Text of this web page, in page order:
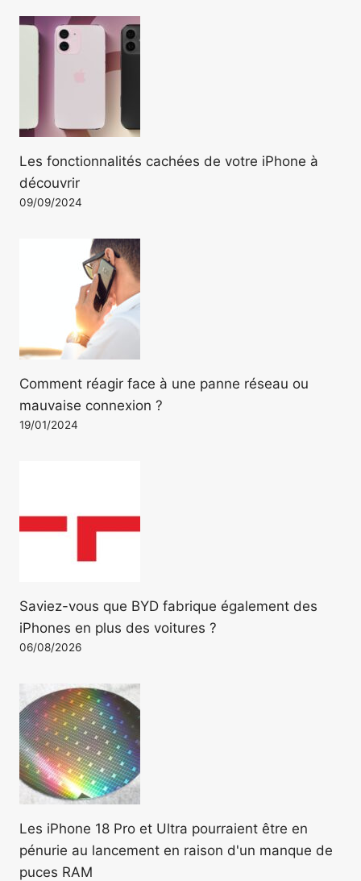
Les fonctionnalités cachées de votre iPhone à
découvrir
09/09/2024
Comment réagir face à une panne réseau ou
mauvaise connexion ?
19/01/2024
Saviez-vous que BYD fabrique également des
iPhones en plus des voitures ?
06/08/2026
Les iPhone 18 Pro et Ultra pourraient être en
pénurie au lancement en raison d'un manque de
puces RAM